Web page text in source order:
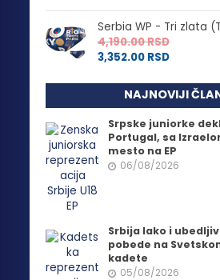
Serbia WP - Tri zlata
4,190.00RSD
3,352.00 RSD
NAJNOVIJI
Srpske juniorke
Portugal, sa
mesto na EP
06/08/2026
Srbija lako i
pobede na
kadete
05/08/2026